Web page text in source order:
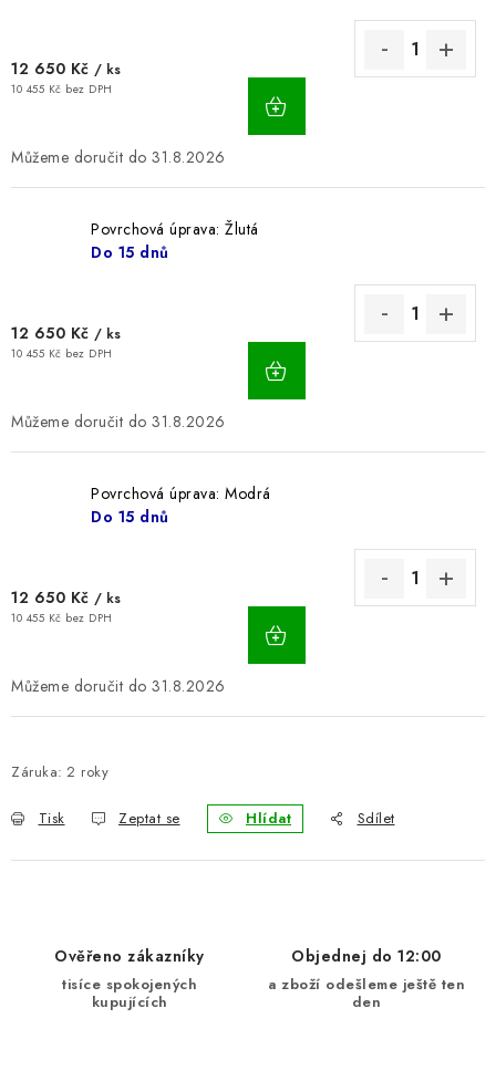
12 650 Kč / ks
10 455 Kč bez DPH
31.8.2026
Povrchová úprava: Žlutá
Do 15 dnů
12 650 Kč / ks
10 455 Kč bez DPH
31.8.2026
Povrchová úprava: Modrá
Do 15 dnů
12 650 Kč / ks
10 455 Kč bez DPH
31.8.2026
Záruka: 2 roky
Tisk Zeptat se Hlídat Sdílet
Ověřeno zákazníky
tisíce spokojených
kupujících
Objednej do 12:00
a zboží odešleme ještě ten
den